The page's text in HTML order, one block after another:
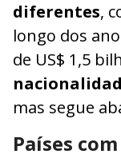
diferentes,
longo dos
de US$ 1,5
mas segue
Países